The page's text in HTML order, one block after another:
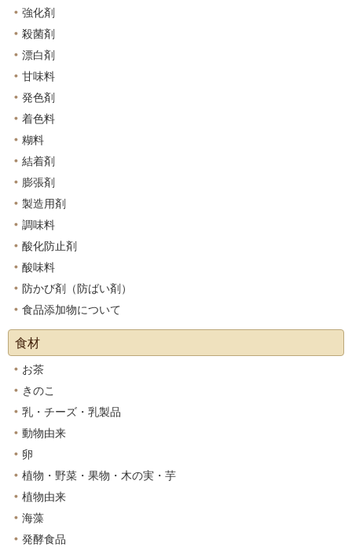
強化剤
殺菌剤
漂白剤
甘味料
発色剤
着色料
糊料
結着剤
膨張剤
製造用剤
調味料
酸化防止剤
酸味料
防かび剤（防ばい剤）
食品添加物について
食材
お茶
きのこ
乳・チーズ・乳製品
動物由来
卵
植物・野菜・果物・木の実・芋
植物由来
海藻
発酵食品